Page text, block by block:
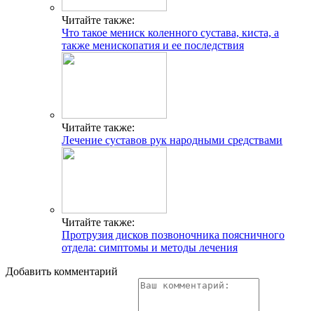
Читайте также:
Что такое мениск коленного сустава, киста, а
также менископатия и ее последствия
Читайте также:
Лечение суставов рук народными средствами
Читайте также:
Протрузия дисков позвоночника поясничного
отдела: симптомы и методы лечения
Добавить комментарий